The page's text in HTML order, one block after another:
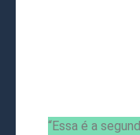
“Essa é a